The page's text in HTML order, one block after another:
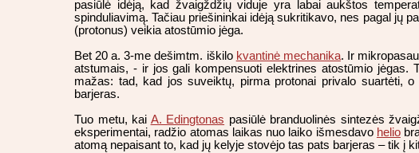
pasiūlė idėją, kad žvaigždžių viduje yra labai aukštos
spinduliavimą. Tačiau priešininkai idėją sukritikavo, nes pagal jų
(protonus) veikia atostūmio jėga.
Bet 20 a. 3-me dešimtm. iškilo kvantinė mechanika. Ir
atstumais, - ir jos gali kompensuoti elektrines atostūmio
mažas: tad, kad jos suveiktų, pirma protonai privalo suartėti,
barjeras.
Tuo metu, kai A. Edingtonas pasiūlė branduolinės sintezės
eksperimentai, radžio atomas laikas nuo laiko išmesdavo helio
atomą nepaisant to, kad jų kelyje stovėjo tas pats barjeras – tik į